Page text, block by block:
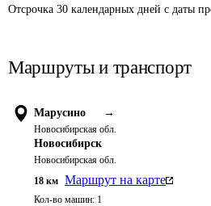
Отсрочка 30 календарных дней с даты
Маршруты и транспорт
Марусино →
Новосибирская обл.
Новосибирск
Новосибирская обл.
18 км Маршрут на карте
Кол-во машин: 1